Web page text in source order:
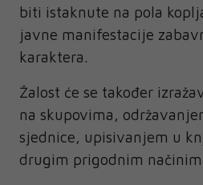
biti istaknute na pola
javne manifestacije
karaktera.
Žalost će se također
na skupovima,
sjednice, upisivanjem u
drugim prigodnim